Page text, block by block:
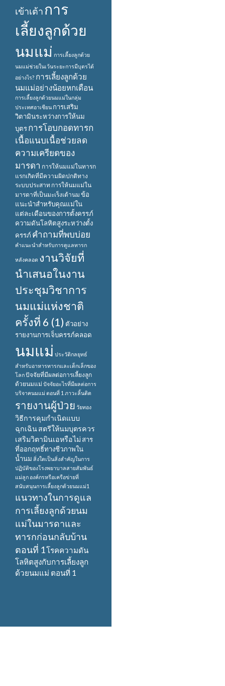
เข้าเต้าการ
เลี้ยงลูกด้วย
นมแม่ การเลี้ยงลูกด้วย
นมแม่ช่วยในเว้นระยะการมีบุตรได้
อย่างไร? การเลี้ยงลูกด้วย
นมแม่อย่างน้อยหกเดือน
การเลี้ยงลูกด้วยนมแม่ในกลุ่ม
ประเทศอาเซียน การเสริม
วิตามินระหว่างการให้นม
บุตรการโอบกอดทารก
เนื้อแนบเนื้อช่วยลด
ความเครียดของ
มารดา การให้นมแม่ในทารก
แรกเกิดที่มีความผิดปกติทาง
ระบบประสาท การให้นมแม่ใน
มารดาที่เป็นมะเร็งเต้านม ข้อ
แนะนำสำหรับคุณแม่ใน
แต่ละเดือนของการตั้งครรภ์
ความดันโลหิตสูงระหว่างตั้ง
ครรภ์ คำถามที่พบบ่อย
คำแนะนำสำหรับการดูแลทารก
หลังคลอด งานวิจัยที่
นำเสนอในงาน
ประชุมวิชาการ
นมแม่แห่งชาติ
ครั้งที่ 6 (1) ตัวอย่าง
รายงานการเจ็บครรภ์คลอด
นมแม่ ประวัติกลยุทธ์
สำหรับอาหารทารกและเด็กเล็กของ
โลกปัจจัยที่มีผลต่อการเลี้ยงลูก
ด้วยนมแม่ ปัจจัยอะไรที่มีผลต่อการ
บริจาคนมแม่ ตอนที่ 1 ภาวะลิ้นติด
รายงานผู้ป่วย วัยทอง
วิธีการคุมกำเนิดแบบ
ฉุกเฉินสตรีให้นมบุตรควร
เสริมวิตามินเอหรือไม่ สาร
ที่ออกฤทธิ์ทางชีวภาพใน
น้ำนม สิ่งใดเป็นสิ่งสำคัญในการ
ปฏิบัติของโรงพยาบาลสายสัมพันธ์
แม่ลูก องค์กรหรือเครือข่ายที่
สนับสนุนการเลี้ยงลูกด้วยนมแม่1
แนวทางในการดูแล
การเลี้ยงลูกด้วยนม
แม่ในมารดาและ
ทารกก่อนกลับบ้าน
ตอนที่ 1โรคความดัน
โลหิตสูงกับการเลี้ยงลูก
ด้วยนมแม่ ตอนที่ 1